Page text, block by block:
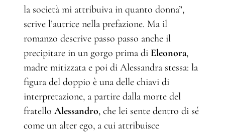
la società mi attribuiva in quanto donna”,
scrive l’autrice nella prefazione. Ma il
romanzo descrive passo passo anche il
precipitare in un gorgo prima di Eleonora,
madre mitizzata e poi di Alessandra stessa: la
figura del doppio è una delle chiavi di
interpretazione, a partire dalla morte del
fratello Alessandro, che lei sente dentro di sé
come un alter ego, a cui attribuisce